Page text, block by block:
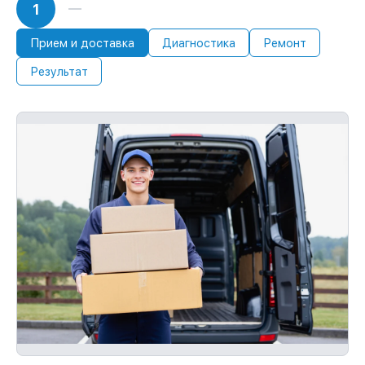
1
Прием и доставка Диагностика Ремонт
Результат